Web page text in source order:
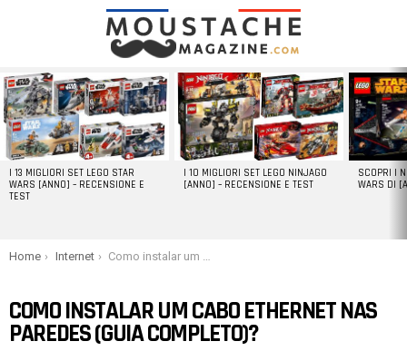
LATEST
STORIES
I 13 MIGLIORI SET LEGO STAR
WARS [ANNO] – RECENSIONE E
TEST
I 10 MIGLIORI SET LEGO NINJAGO
[ANNO] – RECENSIONE E TEST
SCOPRI I
WARS DI
You are here:
Home Internet Como instalar um cabo Ethernet nas paredes (guia completo)?
COMO INSTALAR UM CABO ETHERNET NAS
PAREDES (GUIA COMPLETO)?